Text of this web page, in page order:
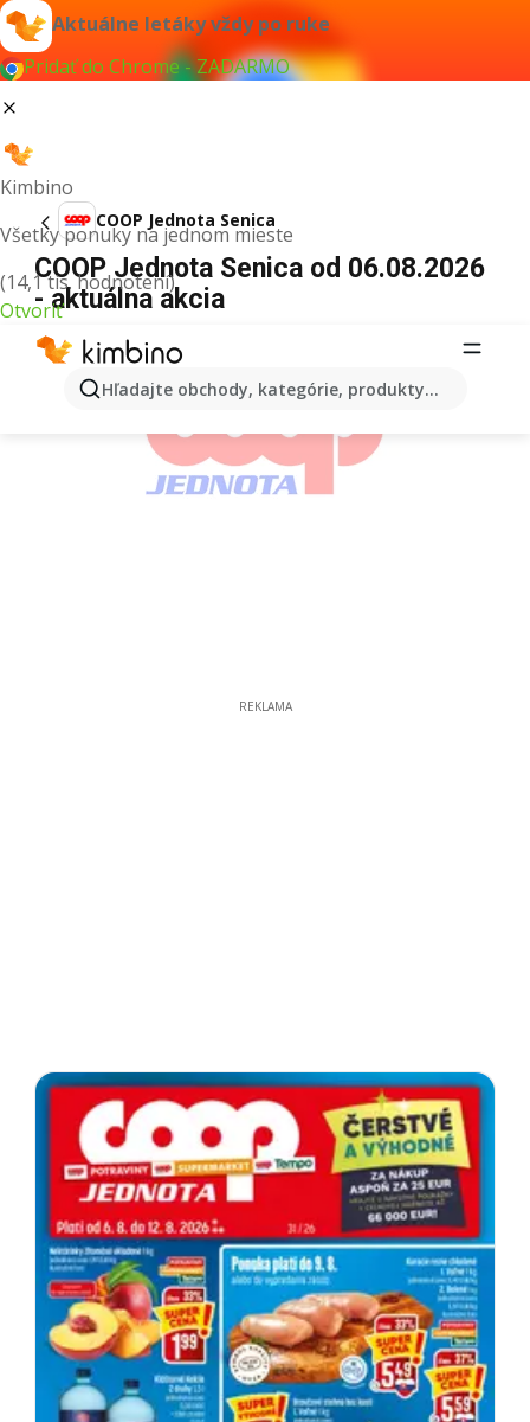
Aktuálne letáky vždy po ruke
Pridať do Chrome - ZADARMO
Kimbino
Všetky ponuky na jednom mieste
(14,1 tis. hodnotení)
Otvoriť
Hľadajte obchody, kategórie, produkty...
COOP Jednota Senica
COOP Jednota Senica od 06.08.2026
- aktuálna akcia
REKLAMA